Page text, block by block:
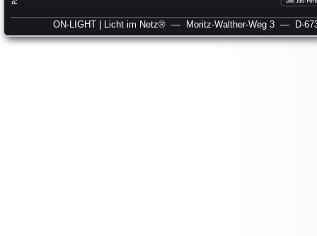
ON-LIGHT | Licht im Netz® — Moritz-Walther-Weg 3 — D-